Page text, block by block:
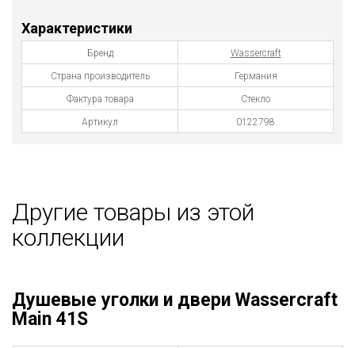
Характеристики
Бренд Wassercraft
Страна производитель Германия
Фактура товара Стекло
Артикул 0122798
Другие товары из этой
коллекции
Душевые уголки и двери Wassercraft
Main 41S